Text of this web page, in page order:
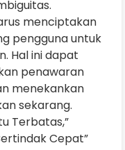
menciptakan
pengguna untuk
Hal ini dapat
penawaran
menekankan
sekarang.
Terbatas,”
Cepat”